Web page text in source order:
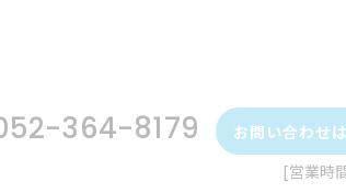
364-8179 お問い合わせ
[営業時